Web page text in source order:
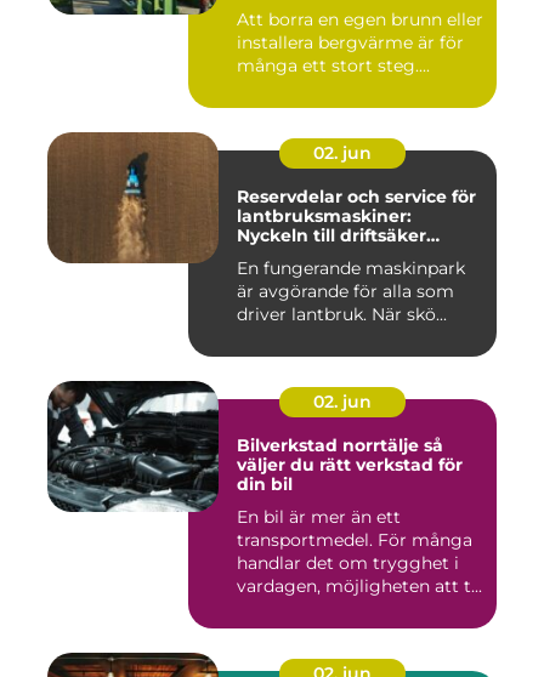
Att borra en egen brunn eller
installera bergvärme är för
många ett stort steg....
02. jun
Reservdelar och service för
lantbruksmaskiner:
Nyckeln till driftsäker
En fungerande maskinpark
är avgörande för alla som
driver lantbruk. När skö...
02. jun
Bilverkstad norrtälje så
väljer du rätt verkstad för
din bil
En bil är mer än ett
transportmedel. För många
handlar det om trygghet i
vardagen, möjligheten att t...